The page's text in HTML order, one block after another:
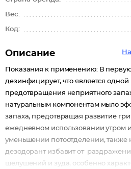
Вес:
Код:
Описание
Показания к применению: В
дезинфицирует, что является
предотвращения неприятного
натуральным компонентам мыло
запаха, предотвращая развитие
ежедневном использовании утром
уменьшении потоотделении, также
дезодорант избавит от
шелушений и зуда, особенно